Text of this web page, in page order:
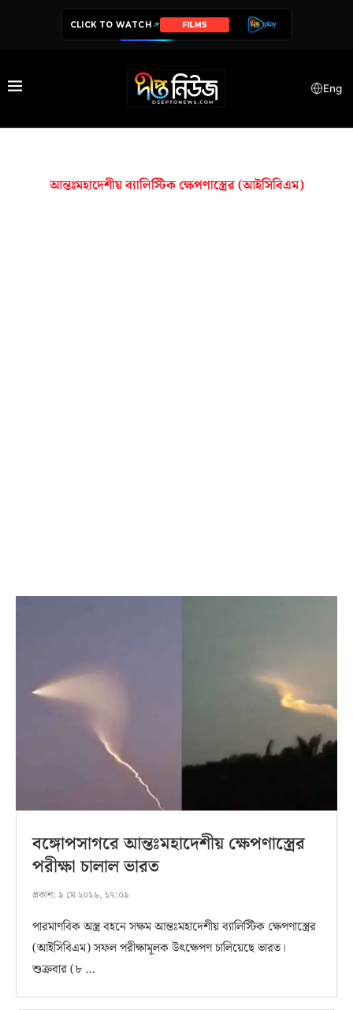
CLICK TO WATCH FILMS
Eng
আন্তঃমহাদেশীয় ব্যালিস্টিক ক্ষেপণাস্ত্রের (আইসিবিএম)
বঙ্গোপসাগরে আন্তঃমহাদেশীয় ক্ষেপণাস্ত্রের
পরীক্ষা চালাল ভারত
প্রকাশ: ৯ মে ২০২৬, ১৭:০৯
পারমাণবিক অস্ত্র বহনে সক্ষম আন্তঃমহাদেশীয় ব্যালিস্টিক ক্ষেপণাস্ত্রের
(আইসিবিএম) সফল পরীক্ষামূলক উৎক্ষেপণ চালিয়েছে ভারত।
শুক্রবার (৮ …